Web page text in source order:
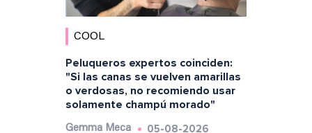
COOL
Peluqueros expertos coinciden:
"Si las canas se vuelven amarillas
o verdosas, no recomiendo usar
solamente champú morado"
Gemma Meca 05-08-2026